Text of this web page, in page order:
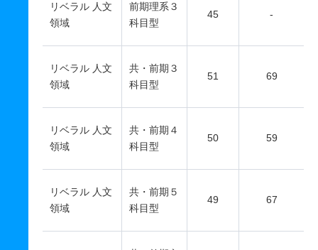
リベラル 人文
領域
前期理系３
科目型
45 -
リベラル 人文
領域
共・前期３
科目型
51 69
リベラル 人文
領域
共・前期４
科目型
50 59
リベラル 人文
領域
共・前期５
科目型
49 67